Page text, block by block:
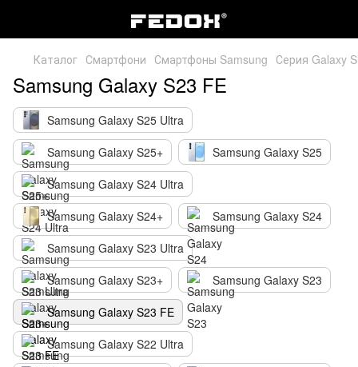
Каталог Смартфони Смартфоны Samsung Серия Galaxy S
Samsung Galaxy S23 FE
Samsung Galaxy S25 Ultra
Samsung Galaxy S25+
Samsung Galaxy S25
Samsung Galaxy S24 Ultra
Samsung Galaxy S24+
Samsung Galaxy S24
Samsung Galaxy S23 Ultra
Samsung Galaxy S23+
Samsung Galaxy S23
Samsung Galaxy S23 FE
Samsung Galaxy S22 Ultra